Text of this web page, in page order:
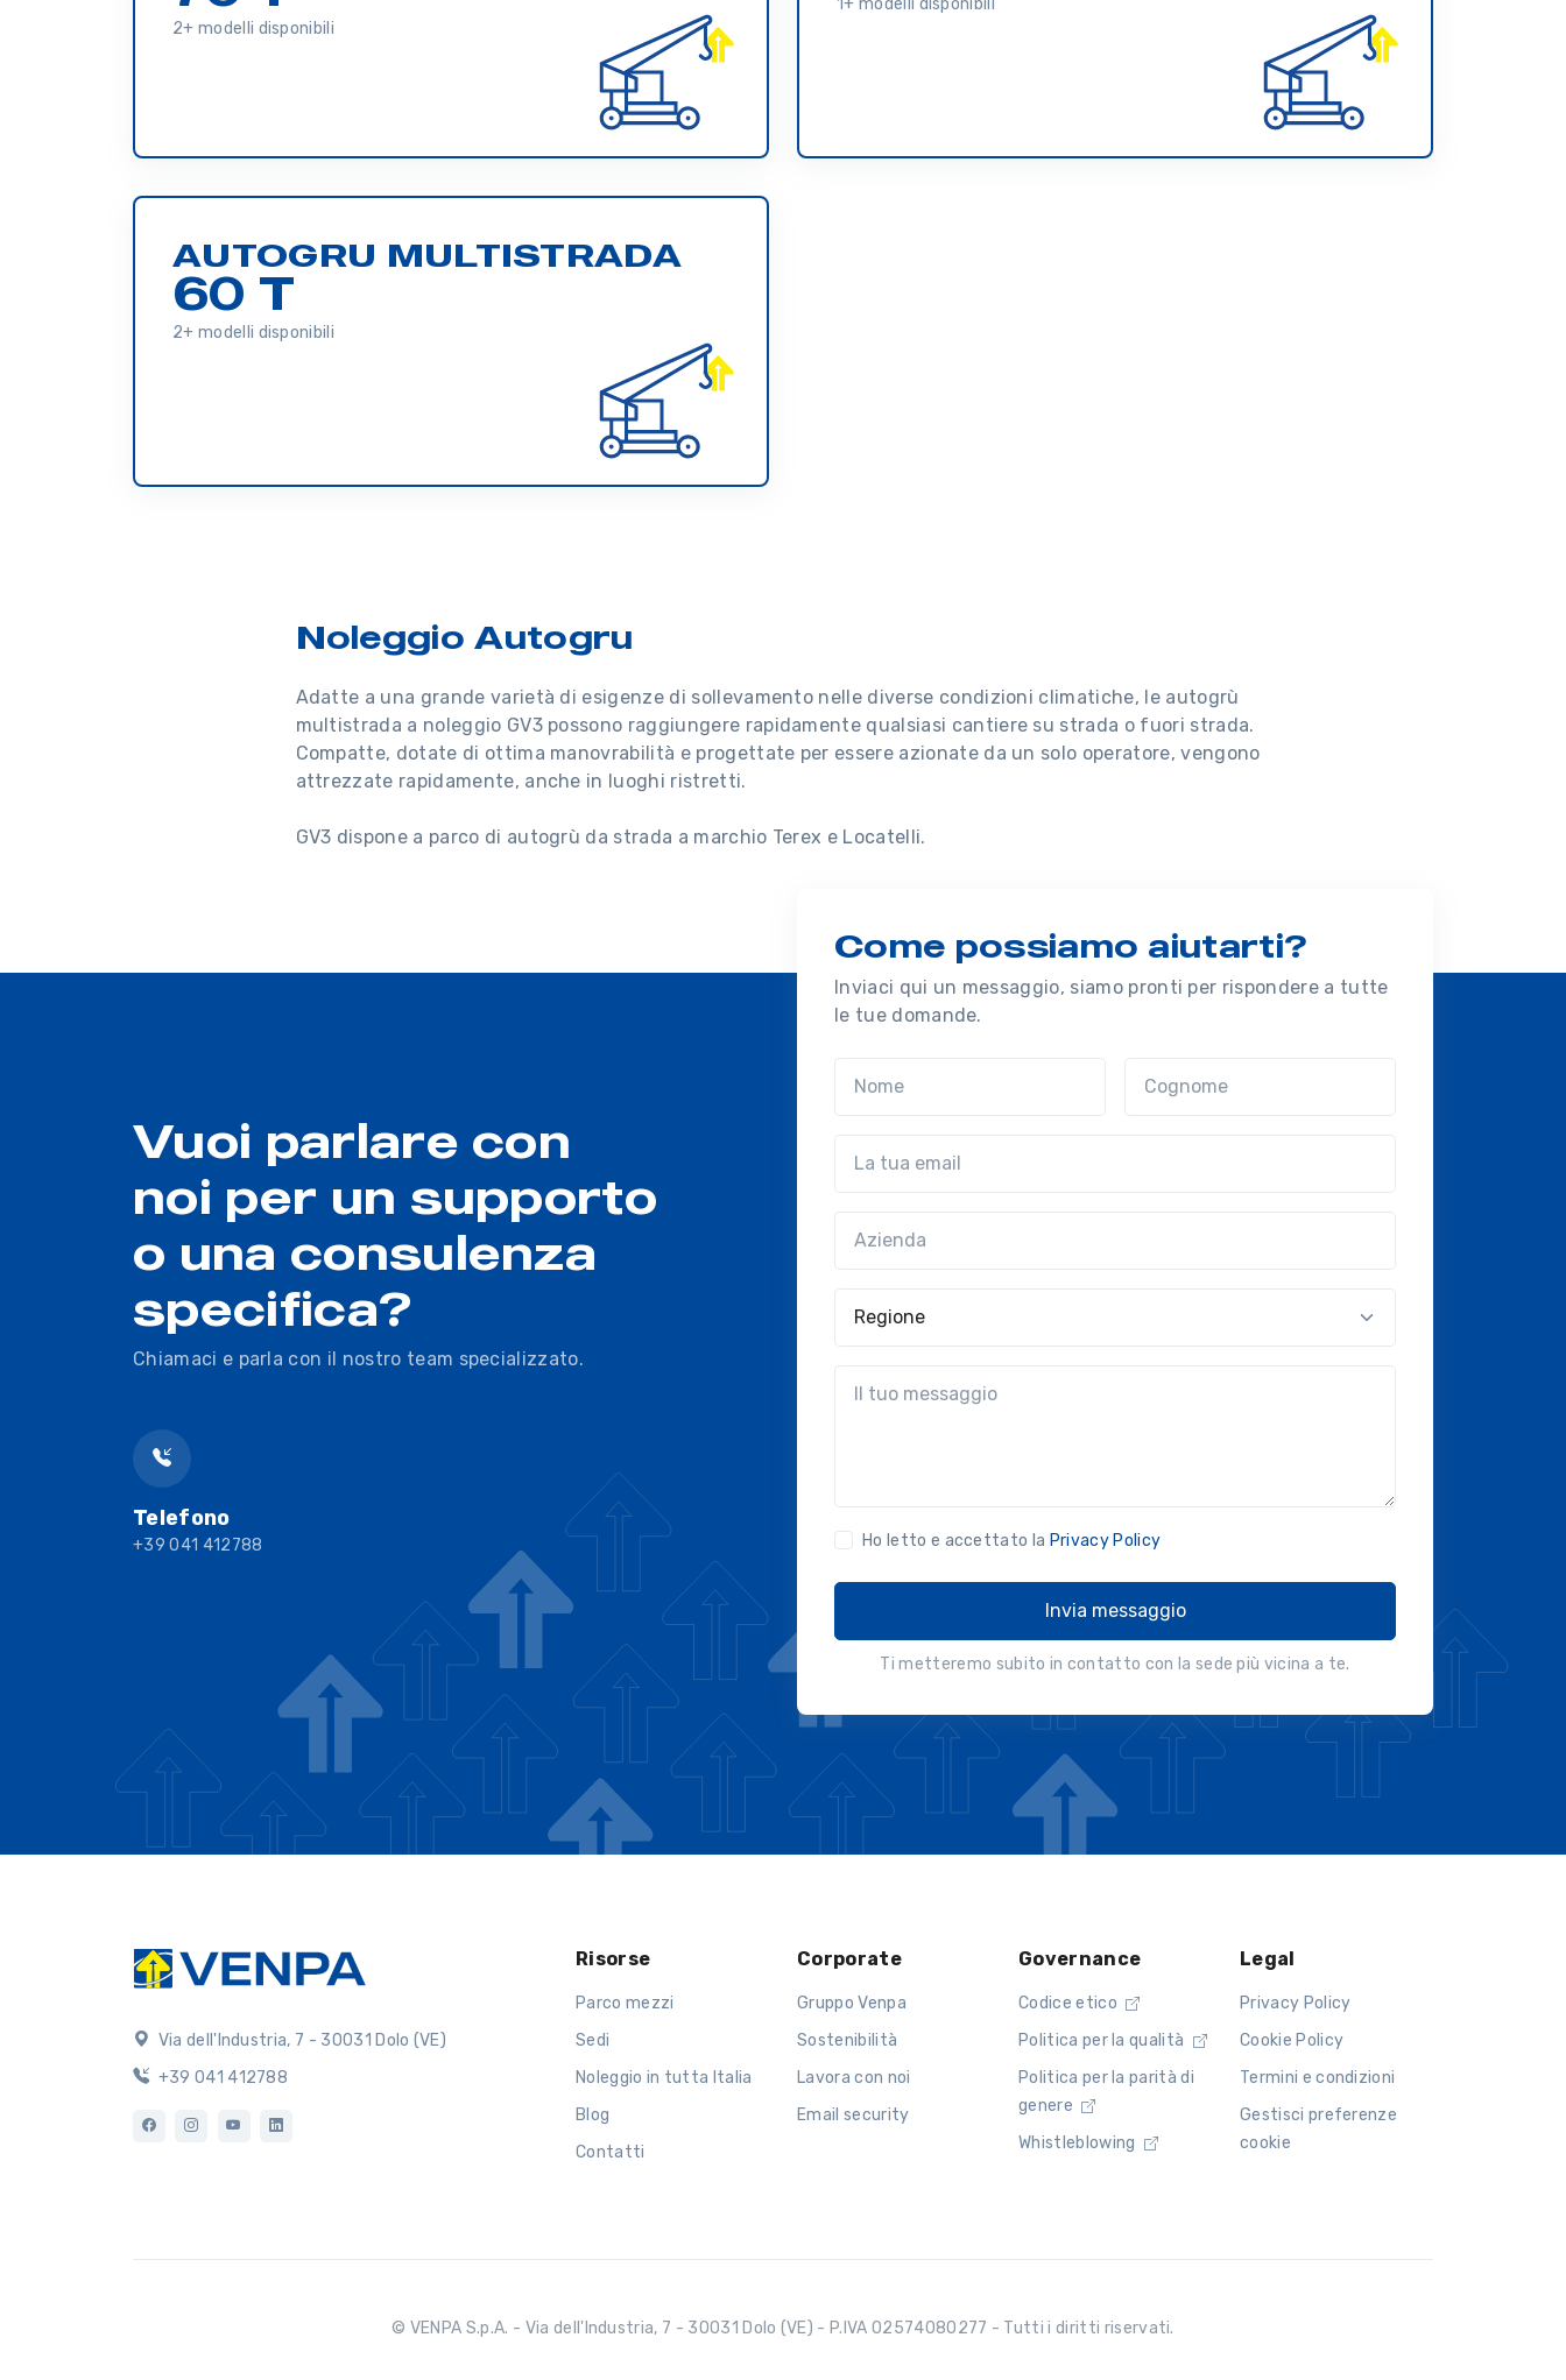
2+ modelli disponibili
1+ modelli disponibili
AUTOGRU MULTISTRADA
60 T
2+ modelli disponibili
Noleggio Autogru
Adatte a una grande varietà di esigenze di sollevamento nelle diverse condizioni climatiche, le autogrù
multistrada a noleggio GV3 possono raggiungere rapidamente qualsiasi cantiere su strada o fuori strada.
Compatte, dotate di ottima manovrabilità e progettate per essere azionate da un solo operatore, vengono
attrezzate rapidamente, anche in luoghi ristretti.
GV3 dispone a parco di autogrù da strada a marchio Terex e Locatelli.
Vuoi parlare con
noi per un supporto
o una consulenza
specifica?
Chiamaci e parla con il nostro team specializzato.
Telefono
+39 041 412788
Come possiamo aiutarti?
Inviaci qui un messaggio, siamo pronti per rispondere a tutte
le tue domande.
Ho letto e accettato la Privacy Policy
Invia messaggio
Ti metteremo subito in contatto con la sede più vicina a te.
Via dell'Industria, 7 - 30031 Dolo (VE)
+39 041 412788
Risorse
Parco mezzi
Sedi
Noleggio in tutta Italia
Blog
Contatti
Corporate
Gruppo Venpa
Sostenibilità
Lavora con noi
Email security
Governance
Codice etico
Politica per la qualità
Politica per la parità di
genere
Whistleblowing
Legal
Privacy Policy
Cookie Policy
Termini e condizioni
Gestisci preferenze
cookie
© VENPA S.p.A. - Via dell'Industria, 7 - 30031 Dolo (VE) - P.IVA 02574080277 - Tutti i diritti riservati.